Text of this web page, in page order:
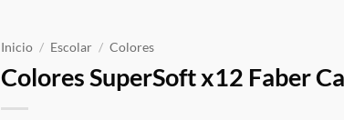
Inicio / Escolar / Colores
Colores SuperSoft x12 Faber